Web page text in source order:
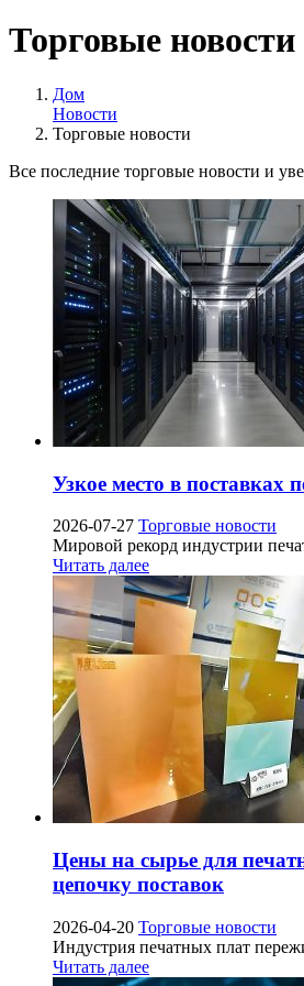
Торговые новости
Дом
Новости
Торговые новости
Все последние торговые новости и
Узкое место в
2026-07-27 Торговые новости
Мировой рекорд индустрии
Читать далее
Цены на сырье для
цепочку поставок
2026-04-20 Торговые новости
Индустрия печатных плат
Читать далее